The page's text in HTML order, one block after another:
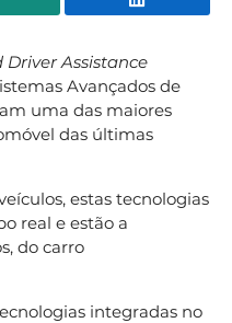
Driver Assistance
Avançados de
uma das maiores
das últimas
estas tecnologias
real e estão a
do carro
integradas no